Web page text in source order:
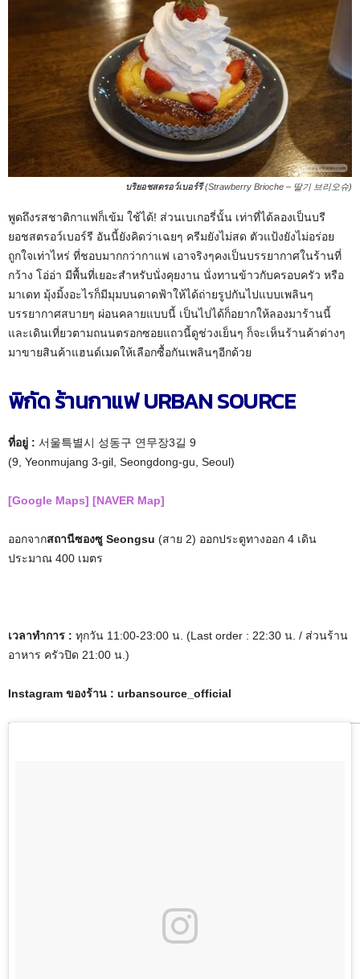
บริยอชสตรอว์เบอร์รี(Strawberry Brioche – 딸기 브리오슈)
พูดถึงรสชาติกาแฟก็เข้ม ใช้ได้! ส่วนเบเกอรี่นั้น เท่าที่ได้ลองเป็นบรี
ยอชสตรอว์เบอร์รี อันนี้ยังคิดว่าเฉยๆ ครีมยังไม่สด ตัวแป้งยังไม่อร่อย
ถูกใจเท่าไหร่ ที่ชอบมากกว่ากาแฟ เอาจริงๆคงเป็นบรรยากาศในร้านที่
กว้าง โอ่อ่า มีพื้นที่เยอะสำหรับนั่งคุยงาน นั่งทานข้าวกับครอบครัว หรือ
มาเดท มุ้งมิ้งอะไรก็มีมุมบนดาดฟ้าให้ได้ถ่ายรูปกันไปแบบเพลินๆ
บรรยากาศสบายๆ ผ่อนคลายแบบนี้ เป็นไปได้ก็อยากให้ลองมาร้านนี้
และเดินเที่ยวตามถนนตรอกซอยแถวนี้ดูช่วงเย็นๆ ก็จะเห็นร้านค้าต่างๆ
มาขายสินค้าแฮนด์เมดให้เลือกซื้อกันเพลินๆอีกด้วย
พิกัด ร้านกาแฟ URBAN SOURCE
ที่อยู่ : 서울특별시 성동구 연무장3길 9
(9, Yeonmujang 3-gil, Seongdong-gu, Seoul)
[Google Maps] [NAVER Map]
ออกจากสถานีซองซู Seongsu (สาย 2) ออกประตูทางออก 4 เดิน
ประมาณ 400 เมตร
เวลาทำการ : ทุกวัน 11:00-23:00 น. (Last order : 22:30 น. / ส่วนร้าน
อาหาร ครัวปิด 21:00 น.)
Instagram ของร้าน : urbansource_official